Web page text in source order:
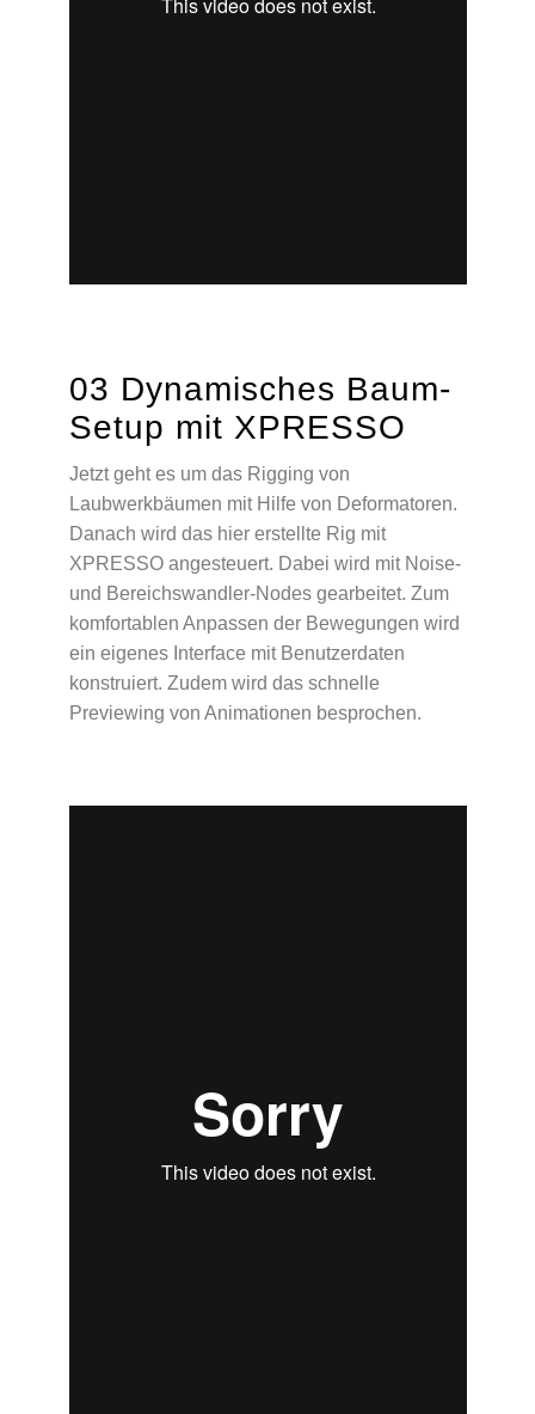
03 Dynamisches Baum-
Setup mit XPRESSO
Jetzt geht es um das Rigging von
Laubwerkbäumen mit Hilfe von Deformatoren.
Danach wird das hier erstellte Rig mit
XPRESSO angesteuert. Dabei wird mit Noise-
und Bereichswandler-Nodes gearbeitet. Zum
komfortablen Anpassen der Bewegungen wird
ein eigenes Interface mit Benutzerdaten
konstruiert. Zudem wird das schnelle
Previewing von Animationen besprochen.